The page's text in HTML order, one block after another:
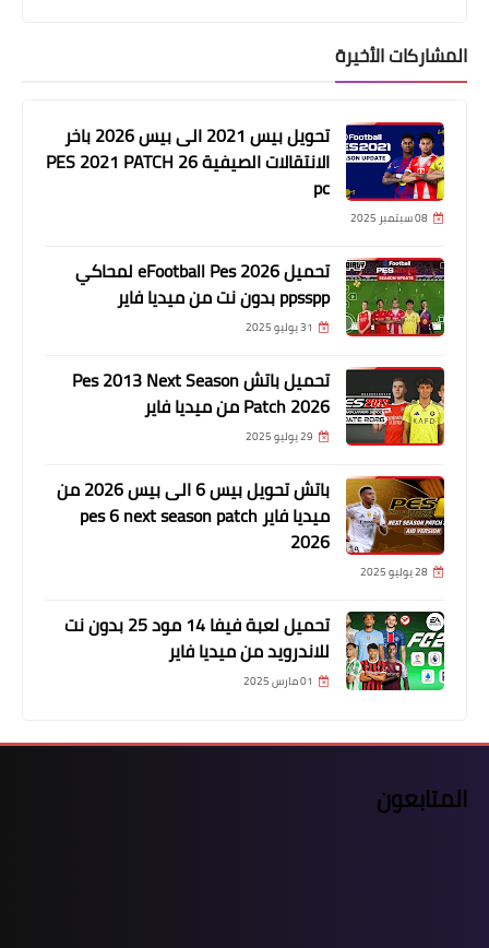
المشاركات الأخيرة
تحويل بيس 2021 الى بيس 2026 باخر
الانتقالات الصيفية PES 2021 PATCH 26
pc
08 سبتمبر 2025
تحميل eFootball Pes 2026 لمحاكي
ppsspp بدون نت من ميديا فاير
31 يوليو 2025
تحميل باتش Pes 2013 Next Season
Patch 2026 من ميديا فاير
29 يوليو 2025
باتش تحويل بيس 6 الى بيس 2026 من
ميديا فاير pes 6 next season patch
2026
28 يوليو 2025
تحميل لعبة فيفا 14 مود 25 بدون نت
للاندرويد من ميديا فاير
01 مارس 2025
المتابعون